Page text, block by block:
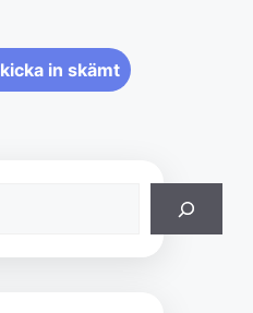
in skämt